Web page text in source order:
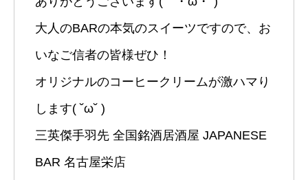
大人のBARの本気のスイーツですので、お
いなご信者の皆様ぜひ！
オリジナルのコーヒークリームが激ハマり
します( ˘ω˘ )
三英傑手羽先 全国銘酒居酒屋 JAPANESE
BAR 名古屋栄店